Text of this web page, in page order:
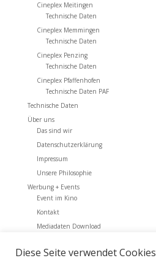
Cineplex Meitingen
Technische Daten
Cineplex Memmingen
Technische Daten
Cineplex Penzing
Technische Daten
Cineplex Pfaffenhofen
Technische Daten PAF
Technische Daten
Über uns
Das sind wir
Datenschutzerklärung
Impressum
Unsere Philosophie
Werbung + Events
Event im Kino
Kontakt
Mediadaten Download
Diese Seite verwendet Cookies